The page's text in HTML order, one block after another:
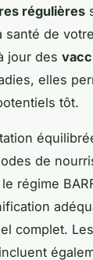
régulières
santé de
jour des
elles
tôt.
de
régime
complet. Les
incluent